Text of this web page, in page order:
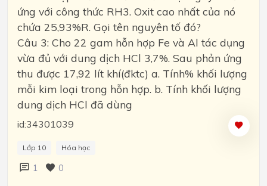
ứng với công thức RH3. Oxit cao nhất của nó
chứa 25,93%R. Gọi tên nguyên tố đó?
Câu 3: Cho 22 gam hỗn hợp Fe và Al tác dụng
vừa đủ với dung dịch HCl 3,7%. Sau phản ứng
thu được 17,92 lít khí(đktc) a. Tính% khối lượng
mỗi kim loại trong hỗn hợp. b. Tính khối lượng
dung dịch HCl đã dùng
id:34301039
Lớp 10 Hóa học
1 0